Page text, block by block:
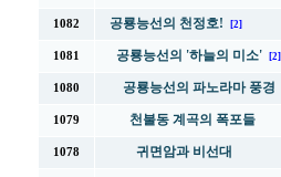
1082 공룡능선의 천정호! [2]
1081 공룡능선의 '하늘의 미소' [2]
1080 공룡능선의 파노라마 풍경
1079 천불동 계곡의 폭포들
1078 귀면암과 비선대